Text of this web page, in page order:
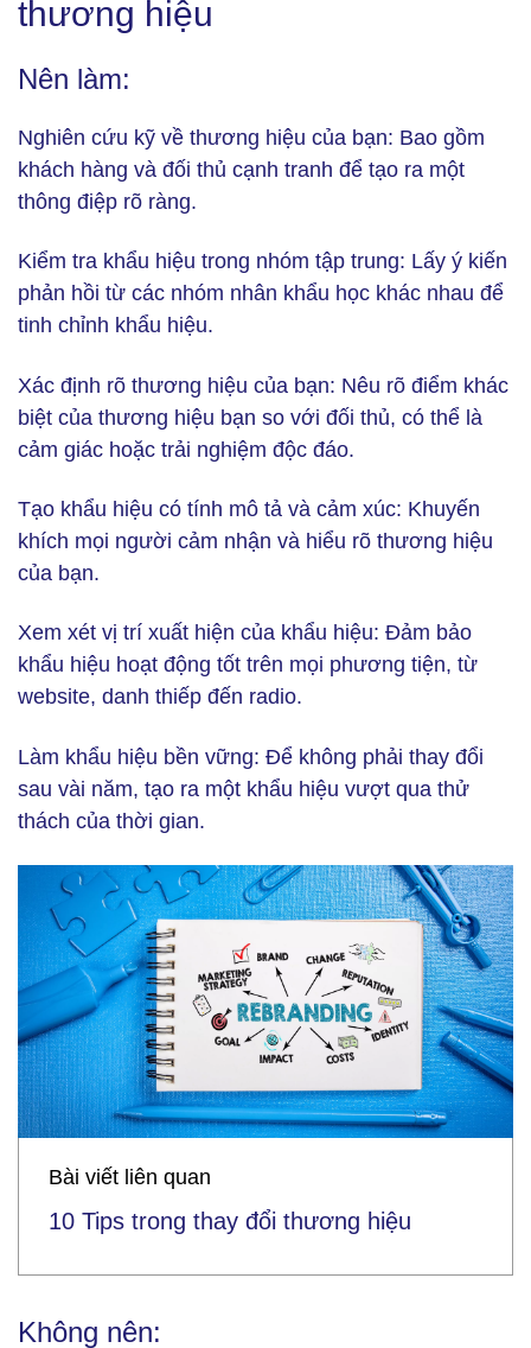
thương hiệu
Nên làm:
Nghiên cứu kỹ về thương hiệu của bạn: Bao gồm
khách hàng và đối thủ cạnh tranh để tạo ra một
thông điệp rõ ràng.
Kiểm tra khẩu hiệu trong nhóm tập trung: Lấy ý kiến
phản hồi từ các nhóm nhân khẩu học khác nhau để
tinh chỉnh khẩu hiệu.
Xác định rõ thương hiệu của bạn: Nêu rõ điểm khác
biệt của thương hiệu bạn so với đối thủ, có thể là
cảm giác hoặc trải nghiệm độc đáo.
Tạo khẩu hiệu có tính mô tả và cảm xúc: Khuyến
khích mọi người cảm nhận và hiểu rõ thương hiệu
của bạn.
Xem xét vị trí xuất hiện của khẩu hiệu: Đảm bảo
khẩu hiệu hoạt động tốt trên mọi phương tiện, từ
website, danh thiếp đến radio.
Làm khẩu hiệu bền vững: Để không phải thay đổi
sau vài năm, tạo ra một khẩu hiệu vượt qua thử
thách của thời gian.
Bài viết liên quan
10 Tips trong thay đổi thương hiệu
Không nên: